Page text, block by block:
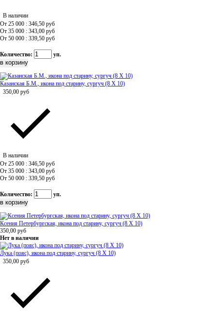
В наличии
От 25 000 : 346,50 руб
От 35 000 : 343,00 руб
От 50 000 : 339,50 руб
Количество: уп.
Казанская Б.М., икона под старину, сургуч (8 Х 10)
350,00 руб
В наличии
От 25 000 : 346,50 руб
От 35 000 : 343,00 руб
От 50 000 : 339,50 руб
Количество: уп.
Ксения Петербургская, икона под старину, сургуч (8 Х 10)
350,00 руб
Нет в наличии
Лука (пояс), икона под старину, сургуч (8 Х 10)
350,00 руб